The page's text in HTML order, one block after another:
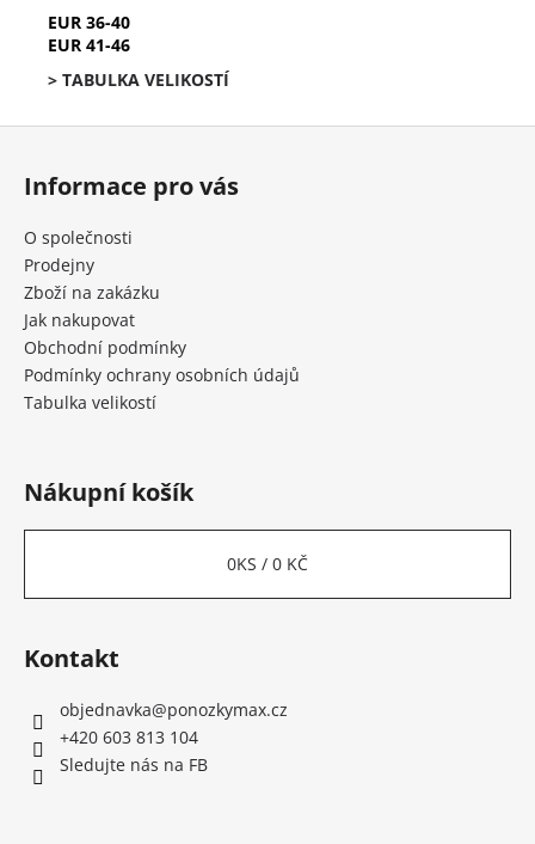
EUR 36-40
EUR 41-46
> TABULKA VELIKOSTÍ
Z
Informace pro vás
O společnosti
Prodejny
Zboží na zakázku
Jak nakupovat
Obchodní podmínky
Podmínky ochrany osobních údajů
Tabulka velikostí
Nákupní košík
0KS / 0 KČ
Kontakt
objednavka@ponozkymax.cz
+420 603 813 104
Sledujte nás na FB